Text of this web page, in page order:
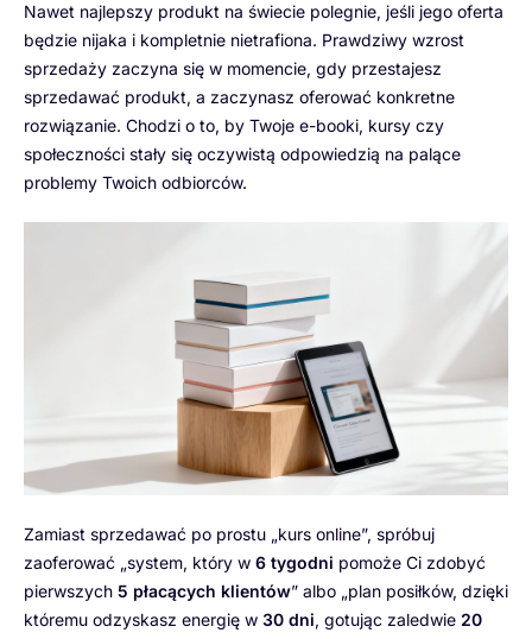
Nawet najlepszy produkt na świecie polegnie, jeśli jego oferta
będzie nijaka i kompletnie nietrafiona. Prawdziwy wzrost
sprzedaży zaczyna się w momencie, gdy przestajesz
sprzedawać produkt, a zaczynasz oferować konkretne
rozwiązanie. Chodzi o to, by Twoje e-booki, kursy czy
społeczności stały się oczywistą odpowiedzią na palące
problemy Twoich odbiorców.
Zamiast sprzedawać po prostu „kurs online”, spróbuj
zaoferować „system, który w 6 tygodni pomoże Ci zdobyć
pierwszych 5 płacących klientów” albo „plan posiłków, dzięki
któremu odzyskasz energię w 30 dni, gotując zaledwie 20